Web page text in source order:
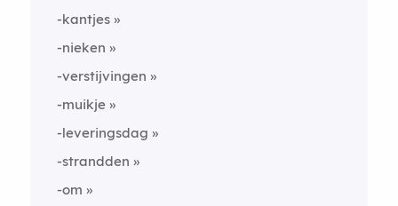
-kantjes
-nieken
-verstijvingen
-muikje
-leveringsdag
-strandden
-om